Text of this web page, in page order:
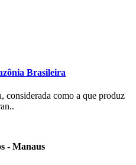
Brasileira
considerada como a que produz
- Manaus